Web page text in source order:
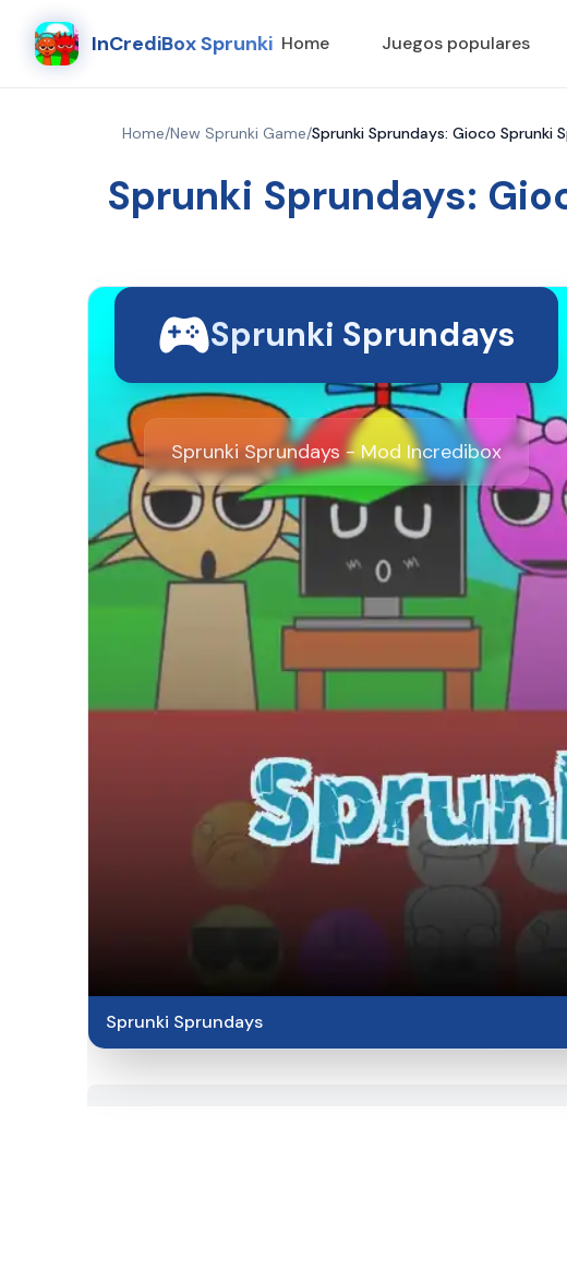
InCrediBox Sprunki Home Juegos populares
Home/New Sprunki Game/Sprunki Sprundays: Gioco Sprunki
Sprunki Sprundays:
Sprunki Sprundays
Sprunki Sprundays - Mod Incredibox
Sprunki Sprundays